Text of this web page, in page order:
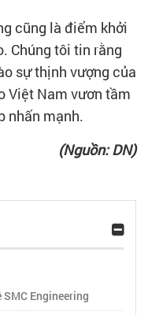
cũng là điểm khởi
Chúng tôi tin rằng
sự thịnh vượng của
Việt Nam vươn tầm
nhấn mạnh.
(Nguồn: DN)
SMC Engineering